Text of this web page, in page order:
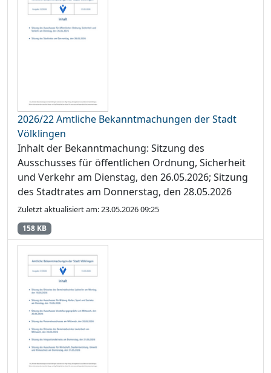
2026/22 Amtliche Bekanntmachungen der Stadt
Völklingen
Inhalt der Bekanntmachung: Sitzung des
Ausschusses für öffentlichen Ordnung, Sicherheit
und Verkehr am Dienstag, den 26.05.2026; Sitzung
des Stadtrates am Donnerstag, den 28.05.2026
Zuletzt aktualisiert am: 23.05.2026 09:25
158 KB